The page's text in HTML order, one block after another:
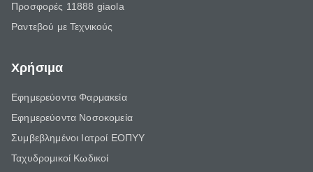
Προσφορές 11888 giaola
Ραντεβού με Τεχνικούς
Χρήσιμα
Εφημερεύοντα Φαρμακεία
Εφημερεύοντα Νοσοκομεία
Συμβεβλημένοι Ιατροί ΕΟΠΥΥ
Ταχυδρομικοί Κωδικοί